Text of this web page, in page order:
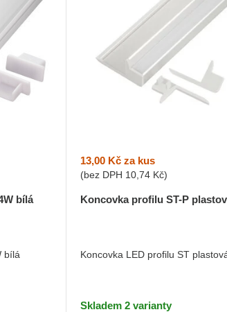
bílá
bílá
13,00 Kč za kus
(bez DPH 10,74 Kč)
Koncovka profilu ST-P
Koncovka LED profilu ST
Skladem 2 varianty